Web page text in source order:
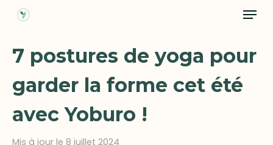
Skip
content
Menu
7 postures de yoga pour
garder la forme cet été
avec Yoburo !
Mis à jour le 8 juillet 2024
Menu